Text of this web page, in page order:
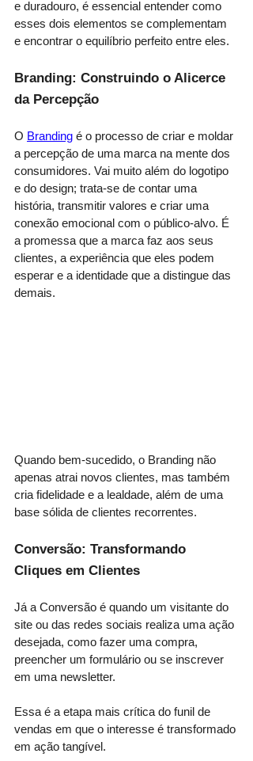
e duradouro, é essencial entender como
esses dois elementos se complementam
e encontrar o equilíbrio perfeito entre eles.
Branding: Construindo o Alicerce
da Percepção
O Branding é o processo de criar e moldar
a percepção de uma marca na mente dos
consumidores. Vai muito além do logotipo
e do design; trata-se de contar uma
história, transmitir valores e criar uma
conexão emocional com o público-alvo. É
a promessa que a marca faz aos seus
clientes, a experiência que eles podem
esperar e a identidade que a distingue das
demais.
Quando bem-sucedido, o Branding não
apenas atrai novos clientes, mas também
cria fidelidade e a lealdade, além de uma
base sólida de clientes recorrentes.
Conversão: Transformando
Cliques em Clientes
Já a Conversão é quando um visitante do
site ou das redes sociais realiza uma ação
desejada, como fazer uma compra,
preencher um formulário ou se inscrever
em uma newsletter.
Essa é a etapa mais crítica do funil de
vendas em que o interesse é transformado
em ação tangível.